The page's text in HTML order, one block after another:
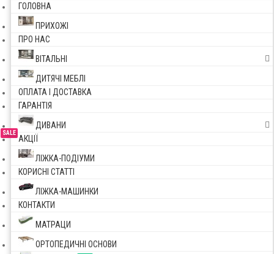
ГОЛОВНА
ПРИХОЖІ
ПРО НАС
ВІТАЛЬНІ
ДИТЯЧІ МЕБЛІ
ОПЛАТА І ДОСТАВКА
ГАРАНТІЯ
ДИВАНИ
SALE
АКЦІЇ
ЛІЖКА-ПОДІУМИ
КОРИСНІ СТАТТІ
ЛІЖКА-МАШИНКИ
КОНТАКТИ
МАТРАЦИ
ОРТОПЕДИЧНІ ОСНОВИ